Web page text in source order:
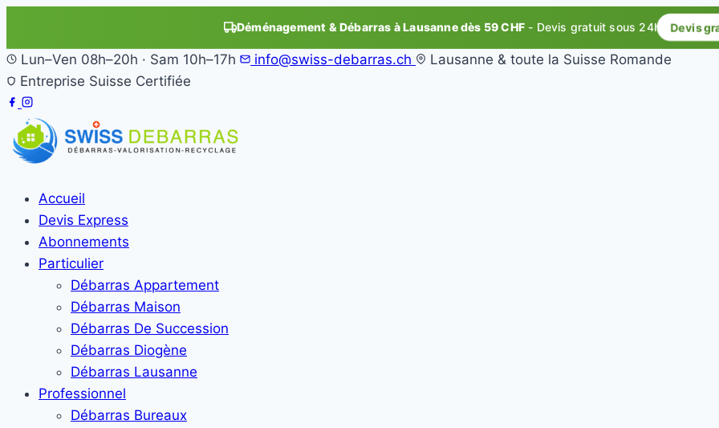
Déménagement & Débarras à Lausanne dès 59 CHF - Devis gratuit sous 24h Devis
Lun–Ven 08h–20h · Sam 10h–17h info@swiss-debarras.ch
Lausanne & toute la Suisse Romande
Entreprise Suisse Certifiée
Accueil
Devis Express
Abonnements
Particulier
Débarras Appartement
Débarras Maison
Débarras De Succession
Débarras Diogène
Débarras Lausanne
Professionnel
Débarras Bureaux